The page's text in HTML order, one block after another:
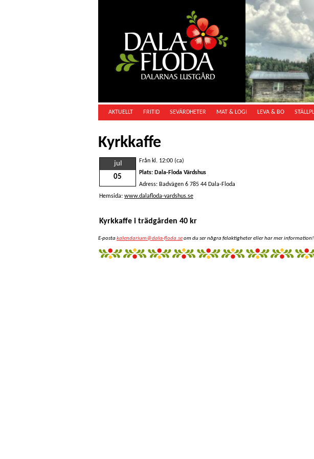
AKTUELLT FRITID SEVÄRDHETER MAT & LOGI LEVA & BO
Kyrkkaffe
jul
05
Från kl. 12:00 (ca)
Plats: Dala-Floda Värdshus
Adress: Badvägen 6 785 44 Dala-Floda
Hemsida: www.dalafloda-vardshus.se
Kyrkkaffe i trädgården 40 kr
E-postakalendarium@dala-floda.seom du ser några felaktigheter eller har mer information!